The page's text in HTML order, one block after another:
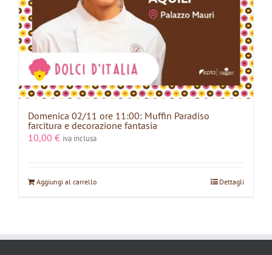
Domenica 02/11 ore 11:00: Muffin Paradiso
farcitura e decorazione fantasia
10,00 € iva inclusa
Aggiungi al carrello Dettagli